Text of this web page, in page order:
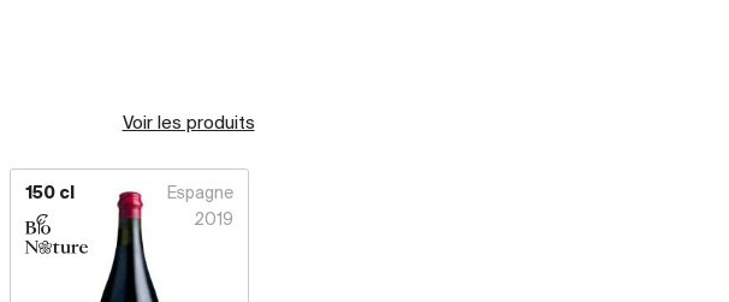
Voir les produits
150 cl
Espagne
2019